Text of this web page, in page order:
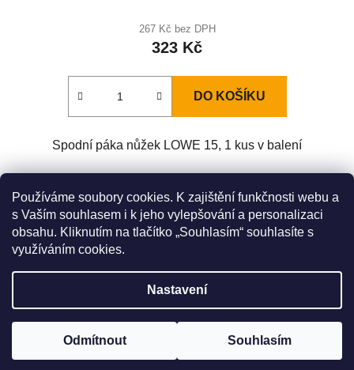
Používáme soubory cookies. K zajištění funkčnosti webu a
s Vaším souhlasem i k jeho vylepšování a personalizaci
obsahu. Kliknutím na tlačítko „Souhlasím“ souhlasíte s
využíváním cookies.
Nastavení
Odmítnout Souhlasím
Výrobce ke dni 27. 5. 2026 oficiálně pozastavil prodej nůžek řady
9. Inovovaná sada modelů řady 9 bude k dispozici zřejmě na
podzim. Do té doby německý výrobce doporučuje nahradit modely
z této řady nůžkami z řady 11. Omlouváme se za případné
267 Kč bez DPH
323 Kč
DO KOŠÍKU
Spodní páka nůžek LOWE 15, 1 kus v balení
Zboží.cz Heureka.cz
Original LÖWE Germany
LÖWE na Youtube
Vytvořil Shoptet
Copyright 2026Nůžky Lӧwe
. Všechna práva vyhrazena.
Upravit nastavení cookies